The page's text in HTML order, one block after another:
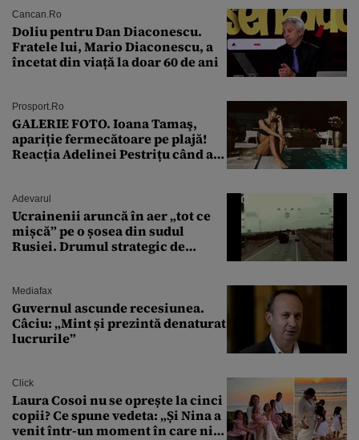
Cancan.ro
Doliu pentru Dan Diaconescu.
Fratele lui, Mario Diaconescu, a
încetat din viață la doar 60 de ani
Prosport.ro
GALERIE FOTO. Ioana Tamaş,
apariție fermecătoare pe plajă!
Reacția Adelinei Pestrițu când a
Adevarul
Ucrainenii aruncă în aer „tot ce
mișcă” pe o șosea din sudul
Rusiei. Drumul strategic de
Mediafax
Guvernul ascunde recesiunea.
Câciu: „Mint și prezintă denaturat
lucrurile”
Click
Laura Cosoi nu se oprește la cinci
copii? Ce spune vedeta: „Și Nina a
venit într-un moment în care nici